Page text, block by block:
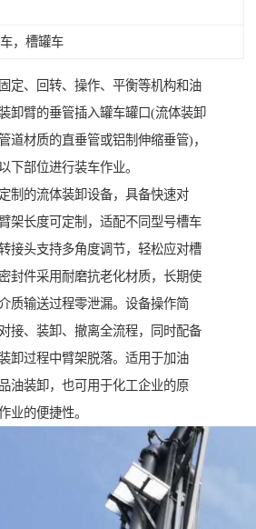
，槽罐车
定、回转、操作、平衡等机构和油
卸臂的垂管插入罐车罐口(流体装卸
道材质的直垂管或铝制伸缩垂管)，
下部位进行装车作业。
制的流体装卸设备，具备快速对
架长度可定制，适配不同型号槽车
接头支持多角度调节，轻松应对槽
封件采用耐磨抗老化材质，长期使
质输送过程零泄漏。设备操作简
接、装卸、撤离全流程，同时配备
卸过程中臂架脱落。适用于加油
油装卸，也可用于化工企业的原
业的便捷性。